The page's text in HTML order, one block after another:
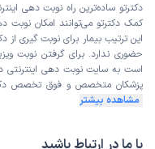
دکترتو ساده‌ترین راه نوبت‌ دهی
کمک دکترتو می‌توانند امکان نوبت
این ترتیب بیمار برای نوبت گیری
حضوری ندارد. برای گرفتن نوبت
است به سایت نوبت دهی اینترنتی
پزشکان متخصص و فوق تخصص
مشاهده بیشتر
با ما در ارتباط باشید